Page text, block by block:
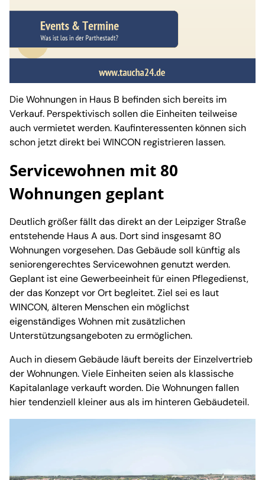
Die Wohnungen in Haus B befinden sich bereits im
Verkauf. Perspektivisch sollen die Einheiten teilweise
auch vermietet werden. Kaufinteressenten können sich
schon jetzt direkt bei WINCON registrieren lassen.
Servicewohnen mit 80
Wohnungen geplant
Deutlich größer fällt das direkt an der Leipziger Straße
entstehende Haus A aus. Dort sind insgesamt 80
Wohnungen vorgesehen. Das Gebäude soll künftig als
seniorengerechtes Servicewohnen genutzt werden.
Geplant ist eine Gewerbeeinheit für einen Pflegedienst,
der das Konzept vor Ort begleitet. Ziel sei es laut
WINCON, älteren Menschen ein möglichst
eigenständiges Wohnen mit zusätzlichen
Unterstützungsangeboten zu ermöglichen.
Auch in diesem Gebäude läuft bereits der Einzelvertrieb
der Wohnungen. Viele Einheiten seien als klassische
Kapitalanlage verkauft worden. Die Wohnungen fallen
hier tendenziell kleiner aus als im hinteren Gebäudeteil.